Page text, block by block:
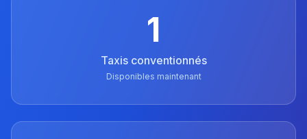
1
Taxis conventionnés
Disponibles maintenant